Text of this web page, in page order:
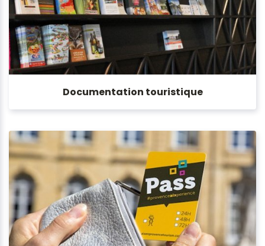
Documentation touristique